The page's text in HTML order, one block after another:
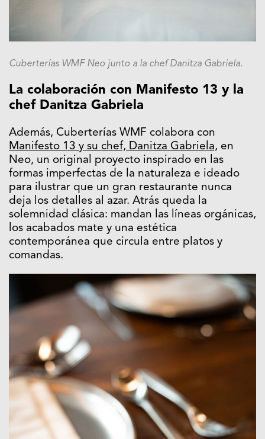
Cuberterías WMF Neo junto a la chef Danitza Gabriela.
La colaboración con Manifesto 13 y la
chef Danitza Gabriela
Además, Cuberterías WMF colabora con
Manifesto 13 y su chef, Danitza Gabriela, en
Neo, un original proyecto inspirado en las
formas imperfectas de la naturaleza e ideado
para ilustrar que un gran restaurante nunca
deja los detalles al azar. Atrás queda la
solemnidad clásica: mandan las líneas orgánicas,
los acabados mate y una estética
contemporánea que circula entre platos y
comandas.